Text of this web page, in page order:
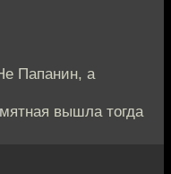
Папанин, а
вышла тогда